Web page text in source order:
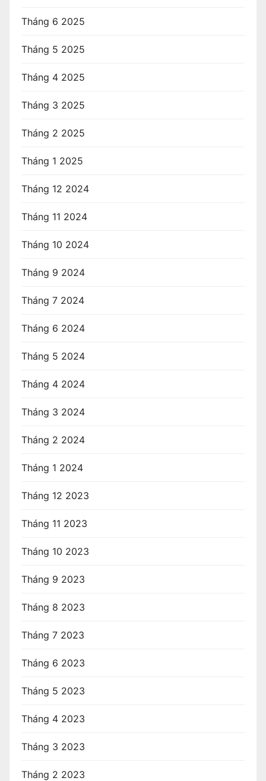
Tháng 6 2025
Tháng 5 2025
Tháng 4 2025
Tháng 3 2025
Tháng 2 2025
Tháng 1 2025
Tháng 12 2024
Tháng 11 2024
Tháng 10 2024
Tháng 9 2024
Tháng 7 2024
Tháng 6 2024
Tháng 5 2024
Tháng 4 2024
Tháng 3 2024
Tháng 2 2024
Tháng 1 2024
Tháng 12 2023
Tháng 11 2023
Tháng 10 2023
Tháng 9 2023
Tháng 8 2023
Tháng 7 2023
Tháng 6 2023
Tháng 5 2023
Tháng 4 2023
Tháng 3 2023
Tháng 2 2023